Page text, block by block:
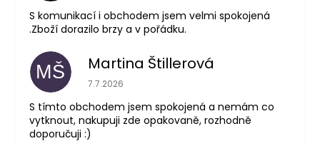
S komunikací i obchodem jsem velmi spokojená
.Zboží dorazilo brzy a v pořádku.
MŠ Martina Štillerová
Hodnocení obchodu je 5 z 5 hvězdiček.
7.7.2026
S tímto obchodem jsem spokojená a nemám co
vytknout, nakupuji zde opakovaně, rozhodně
doporučuji :)